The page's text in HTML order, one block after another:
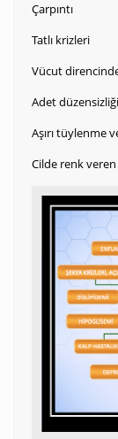
Çarpıntı
Tatlı krizleri
Vücut
Adet düzensizliği
Aşırı tüylenme
Cilde renk